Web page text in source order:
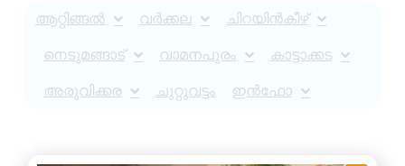
ആറ്റിങ്ങൽ വർക്കല ചിറയിൻകീഴ്
നെടുമങ്ങാട് വാമനപുരം കാട്ടാക്കട
അരുവിക്കര ചുറ്റുവട്ടം ഇൻഫോ